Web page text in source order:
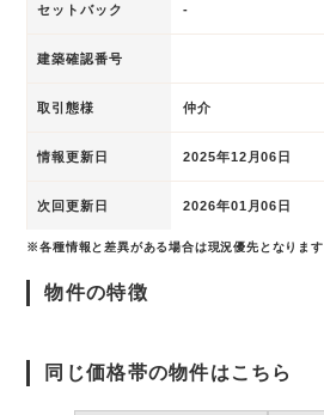
セットバック -
建築確認番号
取引態様 仲介
情報更新日 2025年12月06日
次回更新日 2026年01月06日
※各種情報と差異がある場合は現況優先となります
物件の特徴
同じ価格帯の物件はこちら